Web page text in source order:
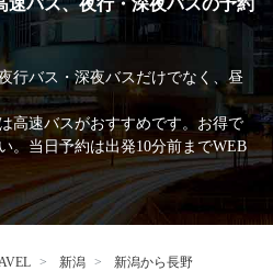
行バス・深夜バスだけでなく、昼
高速バスがおすすめです。お得で
。当日予約は出発10分前までWEB
新潟
新潟から長野